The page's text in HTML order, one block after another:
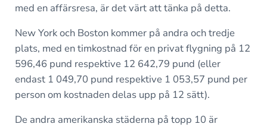
med en affärsresa, är det värt att tänka på detta.
New York och Boston kommer på andra och tredje
plats, med en timkostnad för en privat flygning på 12
596,46 pund respektive 12 642,79 pund (eller
endast 1 049,70 pund respektive 1 053,57 pund per
person om kostnaden delas upp på 12 sätt).
De andra amerikanska städerna på topp 10 är